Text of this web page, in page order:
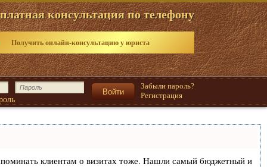
консультация по телефону
Получить онлайн-консультацию у юриста
Забыли пароль?
Регистрация
клиентам о визитах тоже. Нашли самый бюджетный и